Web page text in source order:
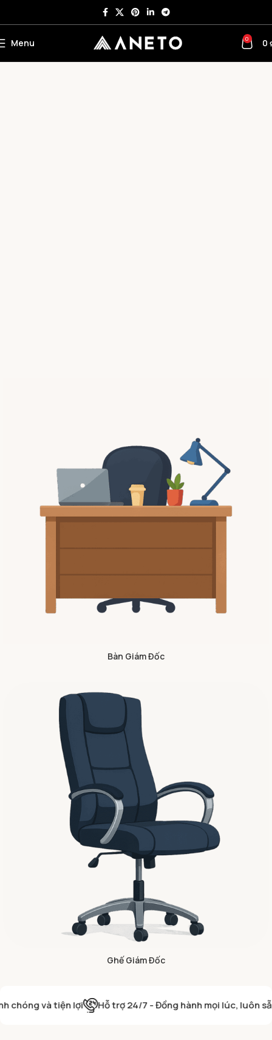
Menu 0 0
Bàn Giám Đốc
Ghế Giám Đốc
tiện lợi Hỗ trợ 24/7 - Đồng hành mọi lúc, luôn sẵn sàng